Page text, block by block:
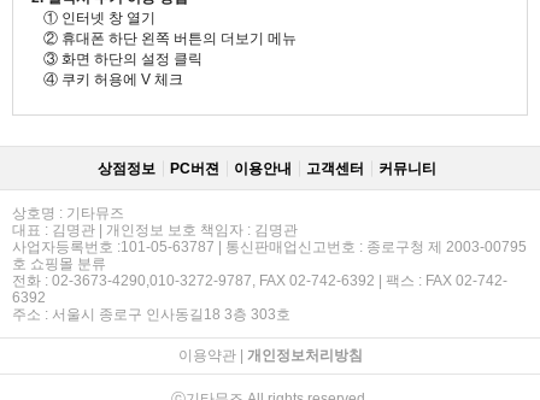
① 인터넷 창 열기
② 휴대폰 하단 왼쪽 버튼의 더보기 메뉴
③ 화면 하단의 설정 클릭
④ 쿠키 허용에 V 체크
상점정보 PC버젼 이용안내 고객센터 커뮤니티
상호명 : 기타뮤즈
대표 : 김명관 | 개인정보 보호 책임자 : 김명관
사업자등록번호 :101-05-63787 | 통신판매업신고번호 : 종로구청 제 2003-00795
호 쇼핑몰 분류
전화 : 02-3673-4290,010-3272-9787, FAX 02-742-6392 | 팩스 : FAX 02-742-
6392
주소 : 서울시 종로구 인사동길18 3층 303호
이용약관| 개인정보처리방침